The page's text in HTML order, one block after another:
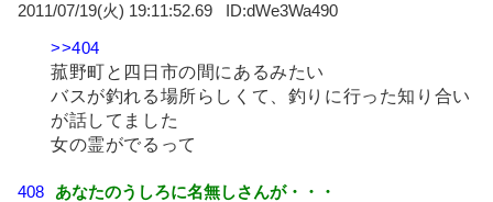
2011/07/19(火) 19:11:52.69
dWe3Wa490
>>404
菰野町と四日市の間にあるみたい
バスが釣れる場所らしくて、釣りに行った知り合い
が話してました
女の霊がでるって
408
あなたのうしろに名無しさんが・・・